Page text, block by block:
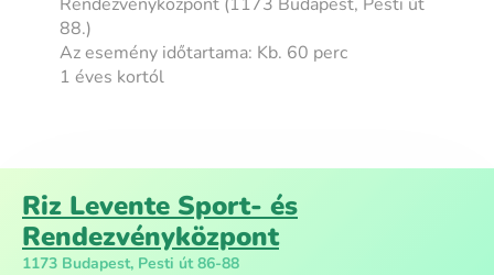
88.)
Az esemény időtartama: Kb. 60 perc
1 éves kortól
Riz Levente Sport- és
Rendezvényközpont
1173 Budapest, Pesti út 86-88